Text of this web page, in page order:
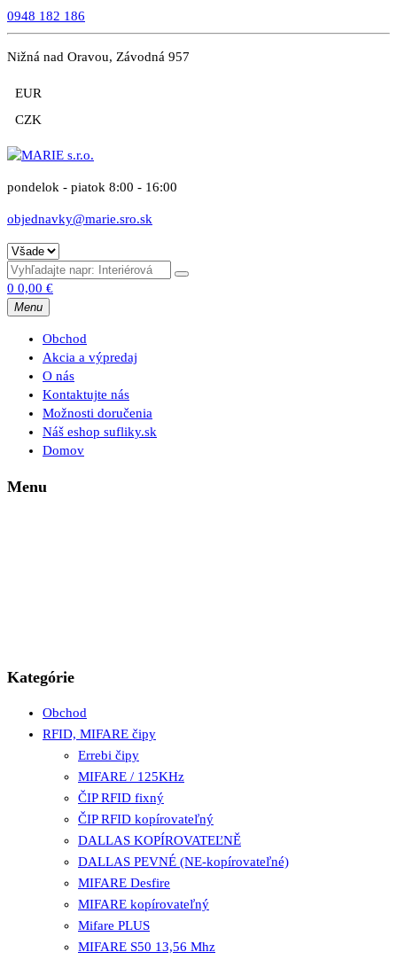
0948 182 186
Nižná nad Oravou, Závodná 957
EUR
CZK
pondelok - piatok 8:00 - 16:00
objednavky@marie.sro.sk
0 0,00 €
Menu
Obchod
Akcia a výpredaj
O nás
Kontaktujte nás
Možnosti doručenia
Náš eshop sufliky.sk
Domov
Menu
Kategórie
Obchod
RFID, MIFARE čipy
Errebi čipy
MIFARE / 125KHz
ČIP RFID fixný
ČIP RFID kopírovateľný
DALLAS KOPÍROVATEĽNĚ
DALLAS PEVNÉ (NE-kopírovateľné)
MIFARE Desfire
MIFARE kopírovateľný
Mifare PLUS
MIFARE S50 13,56 Mhz